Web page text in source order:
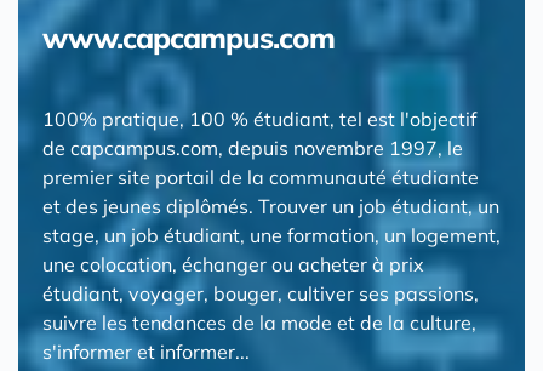
www.capcampus.com
100% pratique, 100 % étudiant, tel est l'objectif
de capcampus.com, depuis novembre 1997, le
premier site portail de la communauté étudiante
et des jeunes diplômés. Trouver un job étudiant, un
stage, un job étudiant, une formation, un logement,
une colocation, échanger ou acheter à prix
étudiant, voyager, bouger, cultiver ses passions,
suivre les tendances de la mode et de la culture,
s'informer et informer...